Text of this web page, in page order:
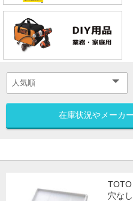
在庫状況やメーカ
穴な